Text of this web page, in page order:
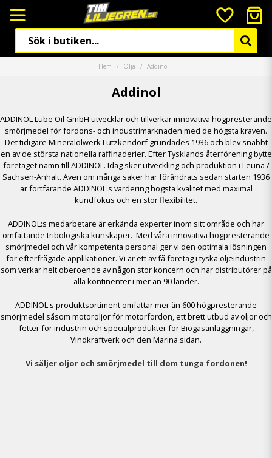
Hem Olja Addinol
Addinol
ADDINOL Lube Oil GmbH utvecklar och tillverkar innovativa högpresterande
smörjmedel för fordons- och industrimarknaden med de högsta kraven.
Det tidigare Mineralölwerk Lützkendorf grundades 1936 och blev snabbt
en av de största nationella raffinaderier. Efter Tysklands återförening bytte
företaget namn till ADDINOL. Idag sker utveckling och produktion i Leuna /
Sachsen-Anhalt. Även om många saker har förändrats sedan starten 1936
är fortfarande ADDINOL:s värdering högsta kvalitet med maximal
kundfokus och en stor flexibilitet.
ADDINOL:s medarbetare är erkända experter inom sitt område och har
omfattande tribologiska kunskaper. Med våra innovativa högpresterande
smörjmedel och vår kompetenta personal ger vi den optimala lösningen
för efterfrågade applikationer. Vi är ett av få företag i tyska oljeindustrin
som verkar helt oberoende av någon stor koncern och har distributörer på
alla kontinenter i mer än 90 länder.
ADDINOL:s produktsortiment omfattar mer än 600 högpresterande
smörjmedel såsom motoroljor för motorfordon, ett brett utbud av oljor och
fetter för industrin och specialprodukter för Biogasanläggningar,
Vindkraftverk och den Marina sidan.
Vi säljer oljor och smörjmedel till dom tunga fordonen!